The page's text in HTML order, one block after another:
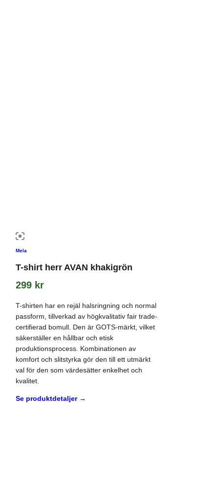
Mela
T-shirt herr AVAN khakigrön
299 kr
T-shirten har en rejäl halsringning och normal
passform, tillverkad av högkvalitativ fair trade-
certifierad bomull. Den är GOTS-märkt, vilket
säkerställer en hållbar och etisk
produktionsprocess. Kombinationen av
komfort och slitstyrka gör den till ett utmärkt
val för den som värdesätter enkelhet och
kvalitet.
Se produktdetaljer →